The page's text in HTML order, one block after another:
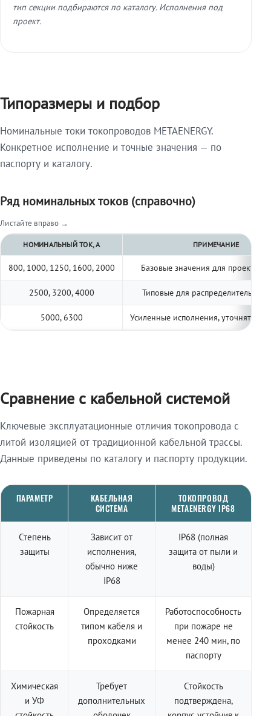
тип секции подбираются по каталогу. Исполнения под
проект.
Типоразмеры и подбор
Номинальные токи токопроводов METAENERGY.
Конкретное исполнение и точные значения — по
паспорту и каталогу.
Ряд номинальных токов (справочно)
Листайте вправо →
НОМИНАЛЬНЫЙ ТОК, А ПРИМЕЧАНИЕ
800, 1000, 1250, 1600, 2000 Базовые значения для
2500, 3200, 4000 Типовые для распределительных
5000, 6300 Усиленные исполнения, уточнять по
Сравнение с кабельной системой
Ключевые эксплуатационные отличия токопровода с
литой изоляцией от традиционной кабельной трассы.
Данные приведены по каталогу и паспорту продукции.
ПАРАМЕТР
КАБЕЛЬНАЯ
СИСТЕМА
ТОКОПРОВОД
METAENERGY IP68
Степень
защиты
Зависит от
исполнения,
обычно ниже
IP68
IP68 (полная
защита от пыли и
воды)
Пожарная
стойкость
Определяется
типом кабеля и
проходками
Работоспособность
при пожаре не
менее 240 мин, по
паспорту
Химическая
и УФ
Требует
дополнительных
Стойкость
подтверждена,